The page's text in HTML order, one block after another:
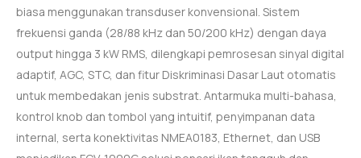
biasa menggunakan transduser konvensional. Sistem
frekuensi ganda (28/88 kHz dan 50/200 kHz) dengan daya
output hingga 3 kW RMS, dilengkapi pemrosesan sinyal digital
adaptif, AGC, STC, dan fitur Diskriminasi Dasar Laut otomatis
untuk membedakan jenis substrat. Antarmuka multi-bahasa,
kontrol knob dan tombol yang intuitif, penyimpanan data
internal, serta konektivitas NMEA0183, Ethernet, dan USB